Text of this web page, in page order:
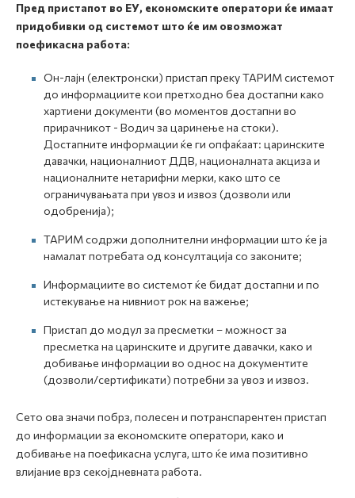
Пред пристапот во ЕУ, економските оператори ќе имаат
придобивки од системот што ќе им овозможат
поефикасна работа:
Он-лајн (електронски) пристап преку ТАРИМ системот
до информациите кои претходно беа достапни како
хартиени документи (во моментов достапни во
прирачникот - Водич за царинење на стоки).
Достапните информации ќе ги опфаќаат: царинските
давачки, националниот ДДВ, националната акциза и
националните нетарифни мерки, како што се
ограничувањата при увоз и извоз (дозволи или
одобренија);
ТАРИМ содржи дополнителни информации што ќе ја
намалат потребата од консултација со законите;
Информациите во системот ќе бидат достапни и по
истекување на нивниот рок на важење;
Пристап до модул за пресметки – можност за
пресметка на царинските и другите давачки, како и
добивање информации во однос на документите
(дозволи/сертификати) потребни за увоз и извоз.
Сето ова значи побрз, полесен и потранспарентен пристап
до информации за економските оператори, како и
добивање на поефикасна услуга, што ќе има позитивно
влијание врз секојдневната работа.